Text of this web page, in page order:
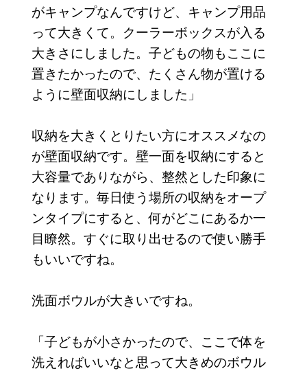
がキャンプなんですけど、キャンプ用品
って大きくて。クーラーボックスが入る
大きさにしました。子どもの物もここに
置きたかったので、たくさん物が置ける
ように壁面収納にしました」
収納を大きくとりたい方にオススメなの
が壁面収納です。壁一面を収納にすると
大容量でありながら、整然とした印象に
なります。毎日使う場所の収納をオープ
ンタイプにすると、何がどこにあるか一
目瞭然。すぐに取り出せるので使い勝手
もいいですね。
洗面ボウルが大きいですね。
「子どもが小さかったので、ここで体を
洗えればいいなと思って大きめのボウル